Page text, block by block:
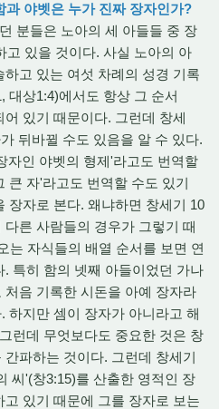
과 야벳은 누가 진짜 장자인가?
분들은 노아의 세 아들들 중 장
고 있을 것이다. 사실 노아의 아
고 있는 여섯 차례의 성경 기록
대상1:4)에서도 항상 그 순서
있기 때문이다. 그런데 창세
뒤바뀔 수도 있음을 알 수 있다.
자인 야벳의 형제'라고도 번역할
큰 자'라고도 번역할 수도 있기
장자로 본다. 왜냐하면 창세기 10
른 사람들의 경우가 그렇기 때
는 자식들의 배열 순서를 보면 연
특히 함의 넷째 아들이었던 가나
음 기록한 시돈을 아예 장자라
하지만 셈이 장자가 아니라고 해
런데 무엇보다도 중요한 것은 창
파하는 것이다. 그런데 창세기
씨'(창3:15)를 산출한 영적인 장
있기 때문에 그를 장자로 보는